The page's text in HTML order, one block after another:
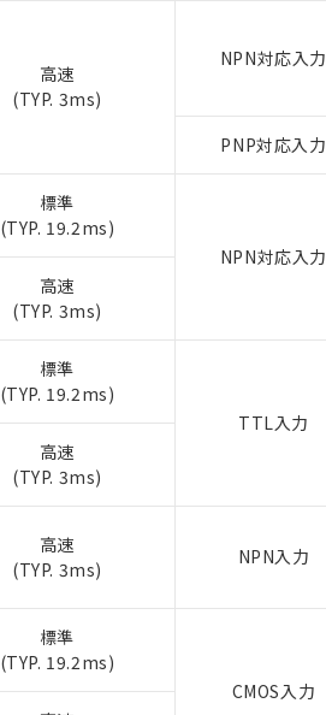
高速
(TYP. 3ms)
NPN対応入力
PNP対応入力
標準
(TYP. 19.2ms)
NPN対応入力
高速
(TYP. 3ms)
標準
(TYP. 19.2ms)
TTL入力
高速
(TYP. 3ms)
高速
(TYP. 3ms)
NPN入力
標準
(TYP. 19.2ms)
CMOS入力